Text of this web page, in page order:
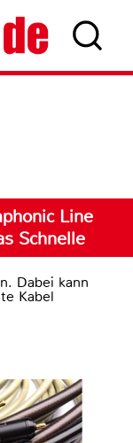
Line
Schnelle
Dabei kann
Kabel